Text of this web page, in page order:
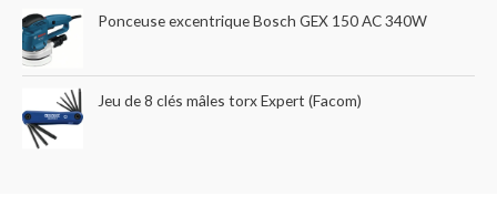
Ponceuse excentrique Bosch GEX 150 AC 340W
Jeu de 8 clés mâles torx Expert (Facom)